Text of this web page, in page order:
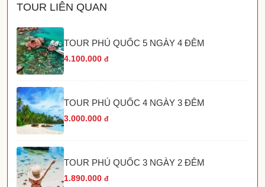
TOUR LIÊN QUAN
TOUR PHÚ QUỐC 5 NGÀY 4 ĐÊM
4.100.000 đ
TOUR PHÚ QUỐC 4 NGÀY 3 ĐÊM
3.000.000 đ
TOUR PHÚ QUỐC 3 NGÀY 2 ĐÊM
1.890.000 đ